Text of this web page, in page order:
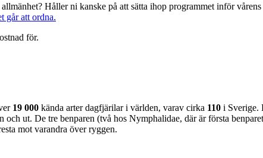
Håller ni kanske på att sätta ihop programmet inför
går att ordna.
för.
19 000 kända arter dagfjärilar i världen, varav cirka 110 i Sverige.
ut. De tre benparen (två hos Nymphalidae, där är första
mot varandra över ryggen.